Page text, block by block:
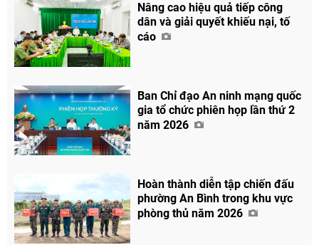
Nâng cao hiệu quả tiếp công
dân và giải quyết khiếu nại, tố
cáo
Ban Chỉ đạo An ninh mạng quốc
gia tổ chức phiên họp lần thứ 2
năm 2026
Hoàn thành diễn tập chiến đấu
phường An Bình trong khu vực
phòng thủ năm 2026